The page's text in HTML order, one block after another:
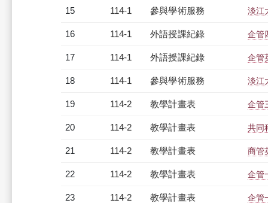
15 114-1 參與學術服務 淡江
16 114-1 外語授課紀錄 企管
17 114-1 外語授課紀錄 企管
18 114-1 參與學術服務 淡江
19 114-2 教學計畫表 企管
20 114-2 教學計畫表 共同
21 114-2 教學計畫表 商管
22 114-2 教學計畫表 企管
23 114-2 教學計畫表 企管